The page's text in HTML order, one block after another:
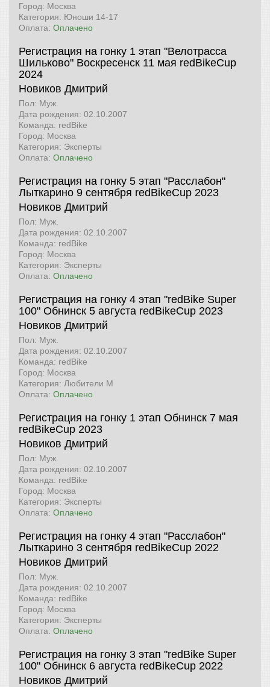
Город: Москва
Категория: Юноши 14-17
Оплата: Оплачено
Регистрация на гонку 1 этап "Велотрасса
Шильково" Воскресенск 11 мая redBikeCup
2024
Новиков Дмитрий
Пол: Муж.
Дата рождения: 02.10.2007
Команда: redBike
Город: Москва
Категория: Эксперты
Оплата: Оплачено
Регистрация на гонку 5 этап "Расслабон"
Лыткарино 9 сентября redBikeCup 2023
Новиков Дмитрий
Пол: Муж.
Дата рождения: 02.10.2007
Команда: redBike
Город: Москва
Категория: Эксперты
Оплата: Оплачено
Регистрация на гонку 4 этап "redBike Super
100" Обнинск 5 августа redBikeCup 2023
Новиков Дмитрий
Пол: Муж.
Дата рождения: 02.10.2007
Команда: redBike
Город: Москва
Категория: Любители М
Оплата: Оплачено
Регистрация на гонку 1 этап Обнинск 7 мая
redBikeCup 2023
Новиков Дмитрий
Пол: Муж.
Дата рождения: 02.10.2007
Команда: redBike
Город: Москва
Категория: Эксперты
Оплата: Оплачено
Регистрация на гонку 4 этап "Расслабон"
Лыткарино 3 сентября redBikeCup 2022
Новиков Дмитрий
Пол: Муж.
Дата рождения: 02.10.2007
Команда: redBike
Город: Москва
Категория: Эксперты
Оплата: Оплачено
Регистрация на гонку 3 этап "redBike Super
100" Обнинск 6 августа redBikeCup 2022
Новиков Дмитрий